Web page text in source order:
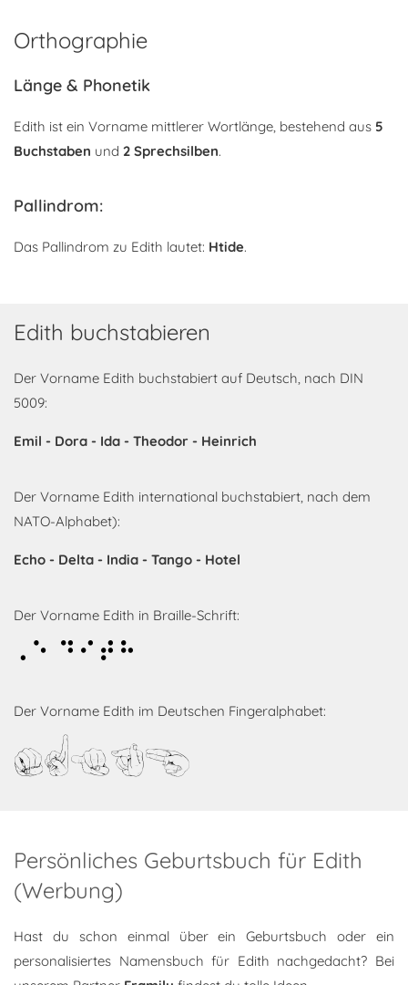
Orthographie
Länge & Phonetik
Edith ist ein Vorname mittlerer Wortlänge, bestehend aus 5
Buchstaben und 2 Sprechsilben.
Pallindrom:
Das Pallindrom zu Edith lautet: Htide.
Edith buchstabieren
Der Vorname Edith buchstabiert auf Deutsch, nach DIN
5009:
Emil - Dora - Ida - Theodor - Heinrich
Der Vorname Edith international buchstabiert, nach dem
NATO-Alphabet):
Echo - Delta - India - Tango - Hotel
Der Vorname Edith in Braille-Schrift:
Edith
Der Vorname Edith im Deutschen Fingeralphabet:
Edith
Persönliches Geburtsbuch für Edith
(Werbung)
Hast du schon einmal über ein Geburtsbuch oder ein
personalisiertes Namensbuch für Edith nachgedacht? Bei